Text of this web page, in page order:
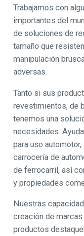
Trabajamos con
importantes del
de soluciones de
tamaño que
manipulación
adversas.
Tanto si sus
revestimientos, de
tenemos una
necesidades.
para uso
carrocería de
de ferrocarril, así
y propiedades
Nuestras
creación de marcas
productos